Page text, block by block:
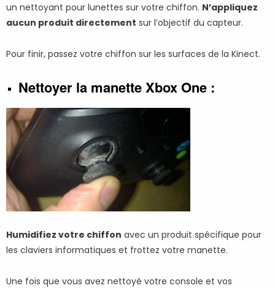
un nettoyant pour lunettes sur votre chiffon. N’appliquez
aucun produit directement sur l’objectif du capteur.
Pour finir, passez votre chiffon sur les surfaces de la Kinect.
Nettoyer la manette Xbox One :
Humidifiez votre chiffon avec un produit spécifique pour
les claviers informatiques et frottez votre manette.
Une fois que vous avez nettoyé votre console et vos